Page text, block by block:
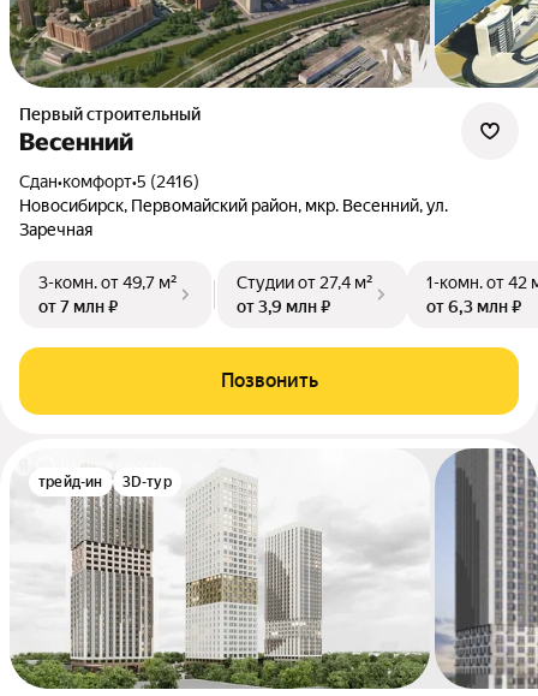
Первый строительный
Весенний
Сдан•комфорт•5 (2416)
Новосибирск, Первомайский район, мкр. Весенний, ул.
Заречная
3-комн.от 49,7 м²
от 7 млн ₽
Студииот 27,4 м²
от 3,9 млн ₽
1-комн.от 42
от 6,3 млн ₽
Позвонить
трейд-ин 3D-тур